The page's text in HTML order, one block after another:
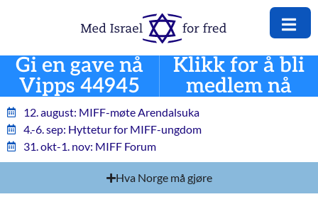
Gi en gave nå
Vipps 44945
Klikk for å bli
medlem nå
12. august: MIFF-møte Arendalsuka
4.-6. sep: Hyttetur for MIFF-ungdom
31. okt-1. nov: MIFF Forum
Hva Norge må gjøre